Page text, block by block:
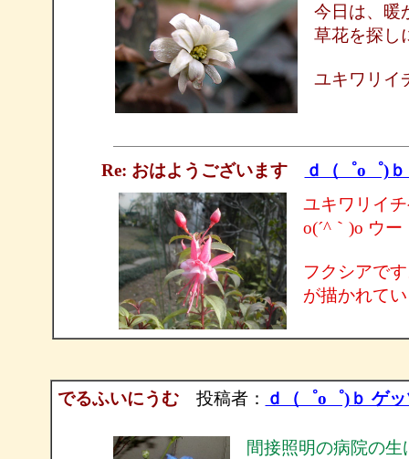
今日は、暖
草花を探し
ユキワリ
Re: おはようございます
ｄ（゜ο゜)
ユキワリイ
o(´^｀)o ウー
フクシアで
が描かれて
でるふいにうむ投稿者： ｄ（゜ο゜)ｂ ゲ
間接照明の病院の